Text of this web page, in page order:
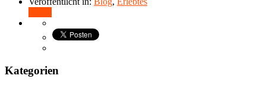
Kategorien